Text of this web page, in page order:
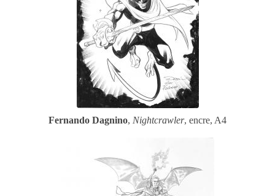
Fernando Dagnino, Nightcrawler, encre, A4